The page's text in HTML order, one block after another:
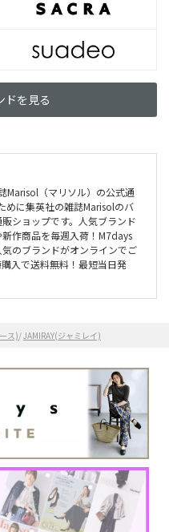
ドを見る
Marisol（マリソル）の公式通
めに集英社の雑誌Marisolのバ
ショップです。人気ブランド
作商品を毎週入荷！M7days
のブランドがオンラインでご
入で送料無料！最短当日発
ス)/JAMIRAY(ジャミレイ)